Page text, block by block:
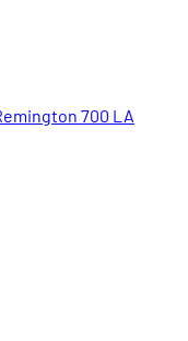
700 LA